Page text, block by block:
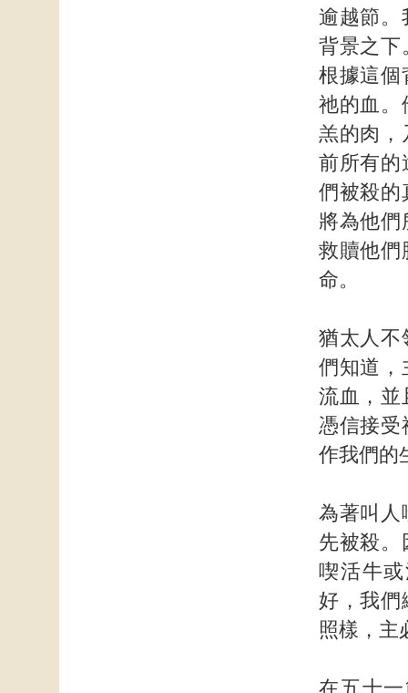
逾越節。
背景之下
根據這個
祂的血。
羔的肉，
前所有的
們被殺的
將為他們
救贖他們
命。
猶太人不
們知道，
流血，並
憑信接受
作我們的
為著叫人
先被殺。
喫活牛
好，我們
照樣，主
在五十